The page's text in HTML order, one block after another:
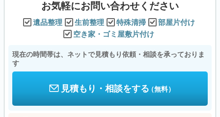
お気軽にお問い合わせください
遺品整理 生前整理 特殊清掃
部屋片付け
空き家・ゴミ屋敷片付け
現在の時間帯は、ネットで見積もり依頼・相談を承っておりま
す
見積もり・相談をする（無料）